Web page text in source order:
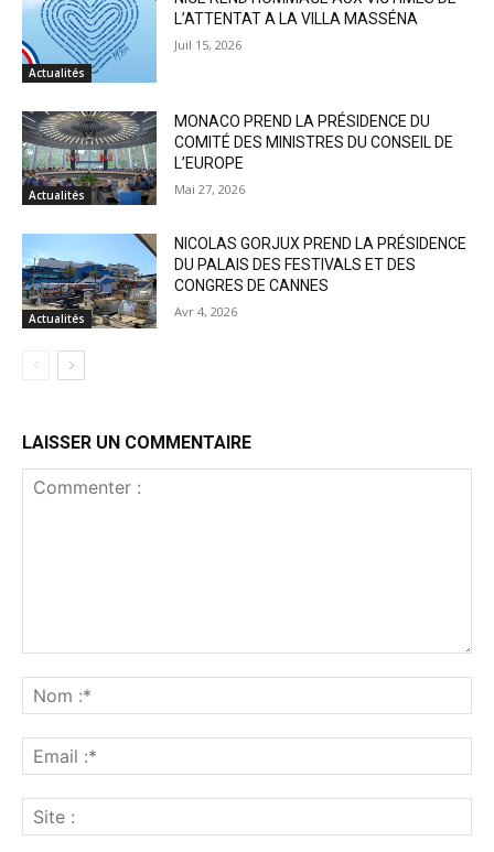
Actualités
L’ATTENTAT A LA VILLA MASSÉNA
Juil 15, 2026
Actualités
MONACO PREND LA PRÉSIDENCE DU
COMITÉ DES MINISTRES DU CONSEIL DE
L’EUROPE
Mai 27, 2026
Actualités
NICOLAS GORJUX PREND LA PRÉSIDENCE
DU PALAIS DES FESTIVALS ET DES
CONGRES DE CANNES
Avr 4, 2026
LAISSER UN COMMENTAIRE
:*
:*
: